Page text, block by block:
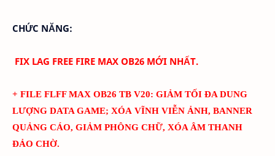
CHỨC NĂNG:
FIX LAG FREE FIRE MAX OB26 MỚI NHẤT.
+ FILE FLFF MAX OB26 TB V20: GIẢM TỐI ĐA DUNG
LƯỢNG DATA GAME; XÓA VĨNH VIỄN ẢNH, BANNER
QUẢNG CÁO, GIẢM PHÔNG CHỮ, XÓA ÂM THANH
ĐẢO CHỜ.